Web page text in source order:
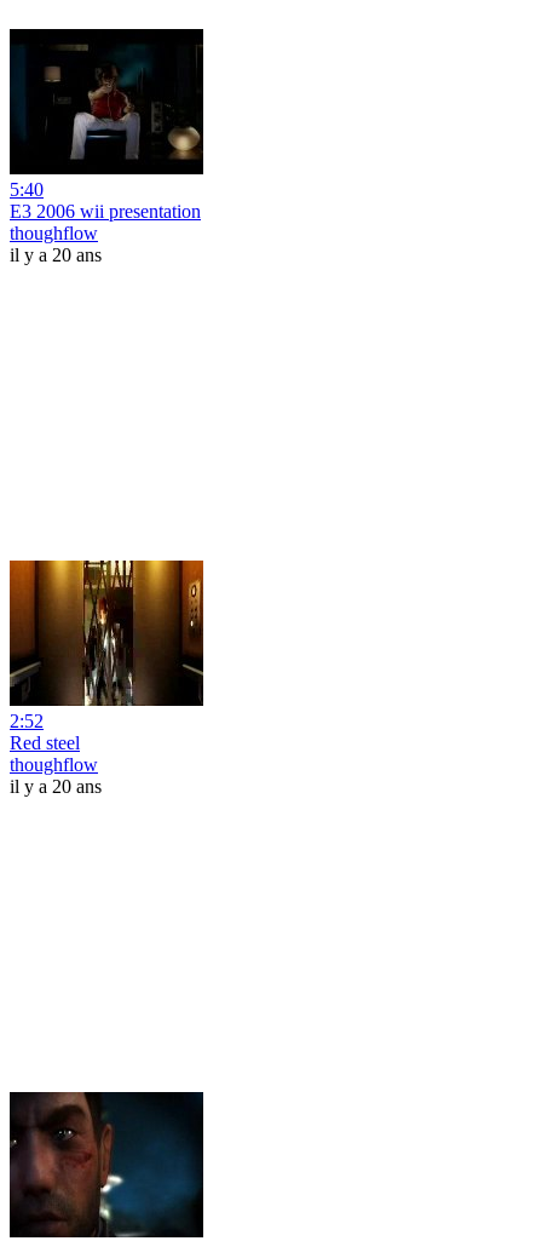
5:40
E3 2006 wii presentation
thoughflow
il y a 20 ans
2:52
Red steel
thoughflow
il y a 20 ans